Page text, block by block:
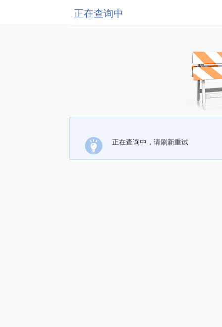
正在查询中
正在查询中，请刷新重试